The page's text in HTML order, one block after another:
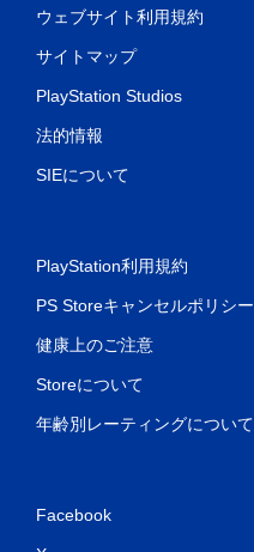
ウェブサイト利用規約
サイトマップ
PlayStation Studios
法的情報
SIEについて
PlayStation利用規約
PS Storeキャンセルポリシー
健康上のご注意
Storeについて
年齢別レーティングについて
Facebook